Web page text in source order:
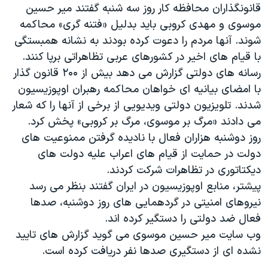
چهل سال گروگان‌گیری
قانون شفافیت دارائی کادر رهبری ایران
اعتراضات مردمی آبان ۹۸
اسرائیل در جنگ
نرگس محمدی برنده جایزه نوبل صلح
همایش محافظه‌کاران آمریکا «سی‌پک»
صفحه‌های ویژه
سفر پرزیدنت ترامپ به چین
قانونگذاران محافظه کار روز سه شنبه گفتند میر حسین
موسوی و مهدی کروبی باید بدلیل «فتنه گری» محاکمه
شوند. آنها مردم را دعوت کرده بودند به نشانه همبستگی
با قیام های اخیر در کشورهای عربی تظاهراتی برپا کنند.
رسانه های دولتی گزارش می دهد بیش از ۲۰۰ قانون گذار
با امضای بیانیه ای خواهان محاکمه رهبران اوپوزیسیون
شدند. تلویزیون دولتی ویدیویی از برخی از آنها را که شعار
می دادند «مرگ بر موسوی، مرگ بر کروبی» پخش کرد.
روز دوشنبه هزاران فعال با نادیده گرفتن ممنوعیت های
دولت در حمایت از قیام های اعراب علیه دولت های
دیکتاتوری در تظاهرات شرکت کردند.
پیشتر، منابع اوپوزیسیون در ایران گفتند بنظر می رسد
نیروهای امنیتی در گردهمایی های روز دوشنبه، صدها
فعال ضد دولتی را دستگیر کرده اند.
وب سایت میر حسین موسوی می گوید گزارش های تایید
نشده ای از دستگیری صدها نفر دریافت کرده است.